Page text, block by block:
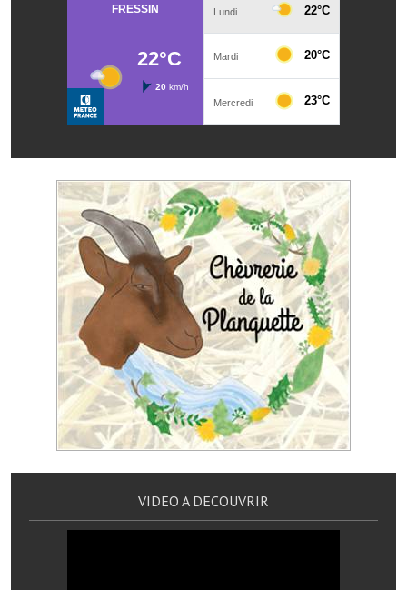
Les réseaux partenaires
L'office de tourisme
Le conseil départemental
VILLE PRATIQUE
Services publics intercommunaux
Affaires scolaires, CCAS
Eaux, assainissement
France services
France Renov
Déchets ménagers, tri sélectif, encombrants
Services publics communaux
Biens à louer
VIDEO A DECOUVRIR